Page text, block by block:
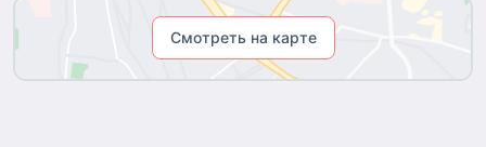
Смотреть на карте